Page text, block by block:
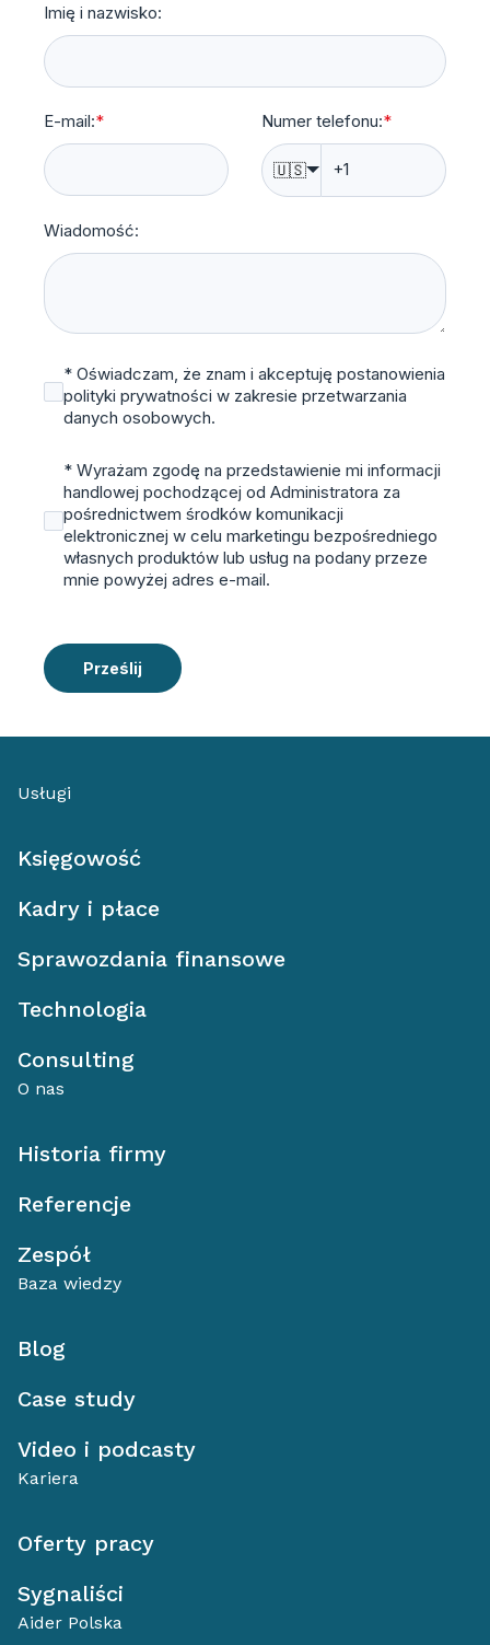
Imię i nazwisko:
E-mail:* Numer telefonu:*
🇺🇸
Wiadomość:
* Oświadczam, że znam i akceptuję postanowienia
polityki prywatności w zakresie przetwarzania
danych osobowych.
* Wyrażam zgodę na przedstawienie mi informacji
handlowej pochodzącej od Administratora za
pośrednictwem środków komunikacji
elektronicznej w celu marketingu bezpośredniego
własnych produktów lub usług na podany przeze
mnie powyżej adres e-mail.
Prześlij
Usługi
Księgowość
Kadry i płace
Sprawozdania finansowe
Technologia
Consulting
O nas
Historia firmy
Referencje
Zespół
Baza wiedzy
Blog
Case study
Video i podcasty
Kariera
Oferty pracy
Sygnaliści
Aider Polska